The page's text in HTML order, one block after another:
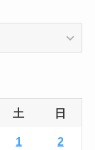
土 日
1 2